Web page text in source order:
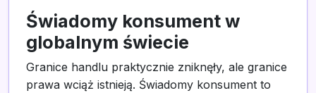
Świadomy konsument w
globalnym świecie
Granice handlu praktycznie zniknęły, ale granice
prawa wciąż istnieją. Świadomy konsument to